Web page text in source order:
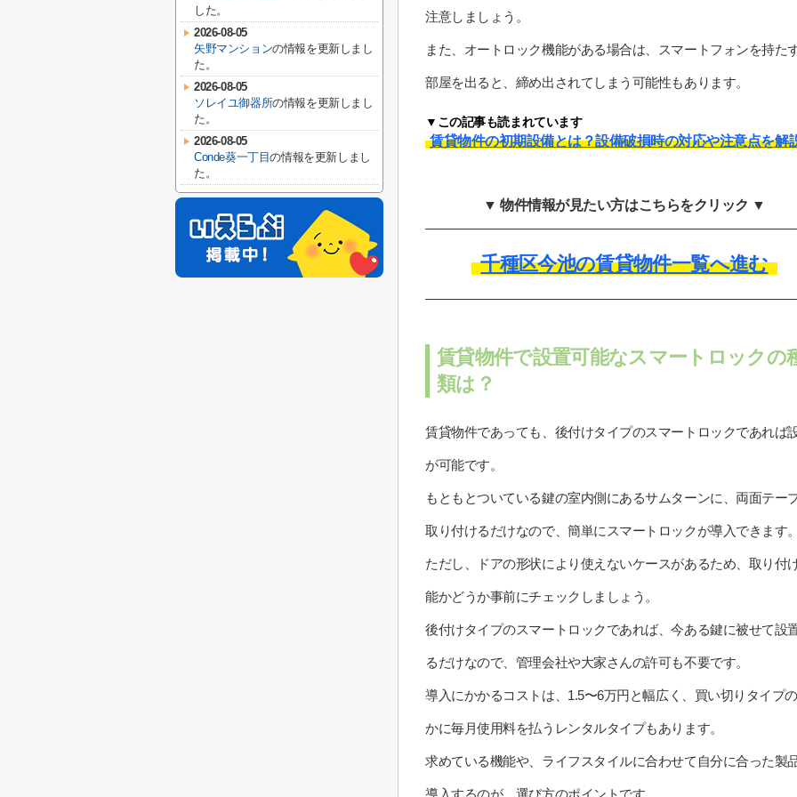
注意しましょう。
また、オートロック機能がある場合は、スマートフォンを持た
部屋を出ると、締め出されてしまう可能性もあります。
▼この記事も読まれています
賃貸物件の初期設備とは？設備破損時の対応や注意点を解
▼ 物件情報が見たい方はこちらをクリック ▼
千種区今池の賃貸物件一覧へ進む
賃貸物件で設置可能なスマートロックの
類は？
賃貸物件であっても、後付けタイプのスマートロックであれば
が可能です。
もともとついている鍵の室内側にあるサムターンに、両面テー
取り付けるだけなので、簡単にスマートロックが導入できます。
ただし、ドアの形状により使えないケースがあるため、取り付
能かどうか事前にチェックしましょう。
後付けタイプのスマートロックであれば、今ある鍵に被せて設
るだけなので、管理会社や大家さんの許可も不要です。
導入にかかるコストは、1.5〜6万円と幅広く、買い切りタイプ
かに毎月使用料を払うレンタルタイプもあります。
求めている機能や、ライフスタイルに合わせて自分に合った製
した。
2026-08-05
矢野マンションの情報を更新しまし
た。
2026-08-05
ソレイユ御器所の情報を更新しまし
た。
2026-08-05
Conde葵一丁目の情報を更新しまし
た。